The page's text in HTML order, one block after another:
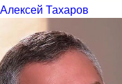
Алексей Тахаров